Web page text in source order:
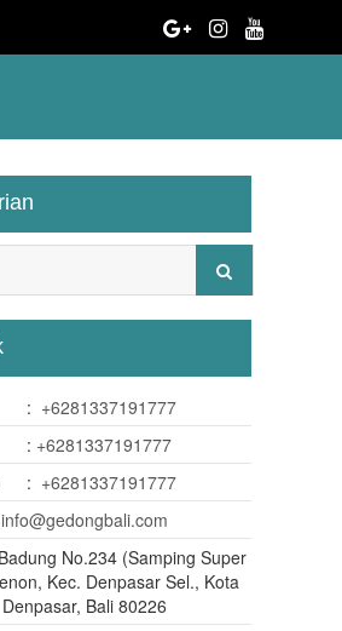
: +6281337191777
: +6281337191777
: +6281337191777
info@gedongbali.com
No.234 (Samping Super
Kec. Denpasar Sel., Kota
Denpasar, Bali 80226